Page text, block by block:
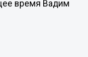
время Вадим